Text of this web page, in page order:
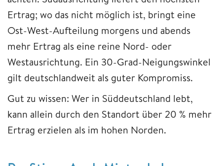
Ertrag; wo das nicht möglich ist, bringt eine
Ost-West-Aufteilung morgens und abends
mehr Ertrag als eine reine Nord- oder
Westausrichtung. Ein 30-Grad-Neigungswinkel
gilt deutschlandweit als guter Kompromiss.
Gut zu wissen: Wer in Süddeutschland lebt,
kann allein durch den Standort über 20 % mehr
Ertrag erzielen als im hohen Norden.